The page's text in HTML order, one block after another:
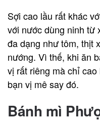
Sợi cao lầu rất khác
với nước dùng ninh từ
đa dạng như tôm, thịt
nướng. Vì thế, khi ăn
vị rất riêng mà chỉ
bạn vị mê say đó.
Bánh mì